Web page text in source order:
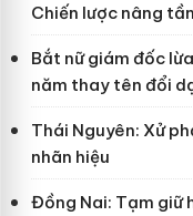
Chiến lược nâng
Bắt nữ giám đốc
năm thay tên đổi
Thái Nguyên: Xử
nhãn hiệu
Đồng Nai: Tạm giữ